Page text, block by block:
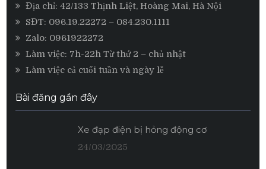
Địa chỉ: 42/133 Thịnh Liệt, Hoàng Mai, Hà Nội
SĐT: 096.19.22272 – 084.230.1111
Zalo: 0961922272
Làm việc: 7h-22h Từ thứ 2 – chủ nhật
Làm việc cả cuối tuần và ngày lễ
Bài đăng gần đây
Xe đạp điện bị hỏng động cơ
24/03/2025